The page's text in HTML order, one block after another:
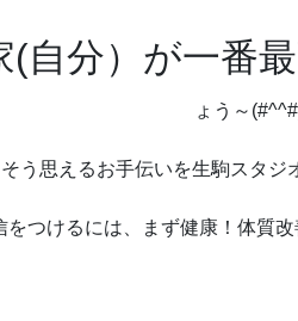
自分）が一番最
ょう～
そう思えるお手伝いを生駒スタジ
をつけるには、まず健康！体質